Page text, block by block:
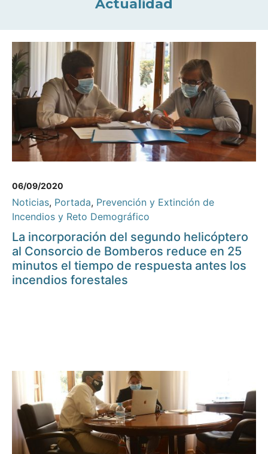
Actualidad
06/09/2020
Noticias, Portada, Prevención y Extinción de
Incendios y Reto Demográfico
La incorporación del segundo helicóptero
al Consorcio de Bomberos reduce en 25
minutos el tiempo de respuesta antes los
incendios forestales